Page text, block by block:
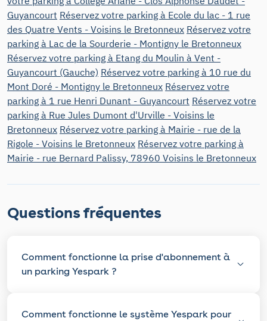
Guyancourt Réservez votre parking à Ecole du lac - 1 rue
des Quatre Vents - Voisins le Bretonneux Réservez votre
parking à Lac de la Sourderie - Montigny le Bretonneux
Réservez votre parking à Etang du Moulin à Vent -
Guyancourt (Gauche) Réservez votre parking à 10 rue du
Mont Doré - Montigny le Bretonneux Réservez votre
parking à 1 rue Henri Dunant - Guyancourt Réservez votre
parking à Rue Jules Dumont d'Urville - Voisins le
Bretonneux Réservez votre parking à Mairie - rue de la
Rigole - Voisins le Bretonneux Réservez votre parking à
Mairie - rue Bernard Palissy, 78960 Voisins le Bretonneux
Questions fréquentes
Comment fonctionne la prise d'abonnement à
un parking Yespark ?
Comment fonctionne le système Yespark pour